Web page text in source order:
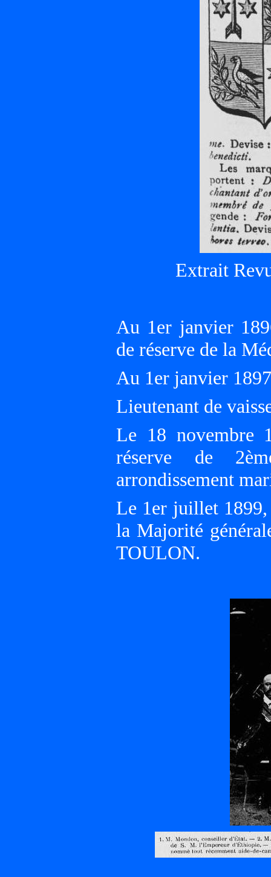
Extrait
Au 1er janvier
de réserve de la
Au 1er janvier
Lieutenant de
Le 18 novembre
réserve de
arrondissement
Le 1er juillet
la Majorité
TOULON.